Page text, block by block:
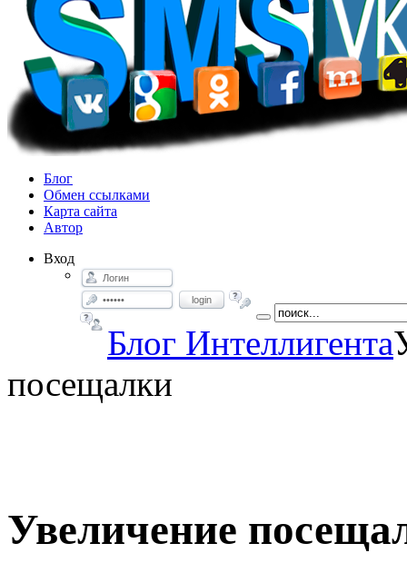
Блог
Обмен ссылками
Карта сайта
Автор
Вход
login
Блог Интеллигента
посещалки
Увеличение